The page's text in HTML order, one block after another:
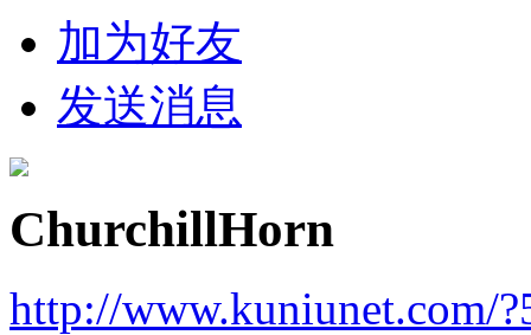
加为好友
发送消息
ChurchillHorn
http://www.kuniunet.com/